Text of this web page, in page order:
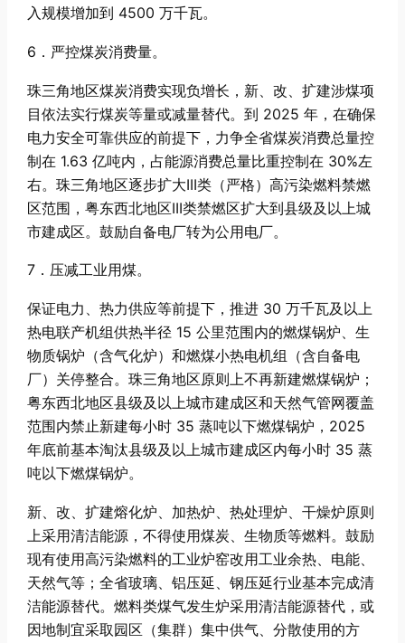
入规模增加到 4500 万千瓦。
6．严控煤炭消费量。
珠三角地区煤炭消费实现负增长，新、改、扩建涉煤项
目依法实行煤炭等量或减量替代。到 2025 年，在确保
电力安全可靠供应的前提下，力争全省煤炭消费总量控
制在 1.63 亿吨内，占能源消费总量比重控制在 30%左
右。珠三角地区逐步扩大III类（严格）高污染燃料禁燃
区范围，粤东西北地区III类禁燃区扩大到县级及以上城
市建成区。鼓励自备电厂转为公用电厂。
7．压减工业用煤。
保证电力、热力供应等前提下，推进 30 万千瓦及以上
热电联产机组供热半径 15 公里范围内的燃煤锅炉、生
物质锅炉（含气化炉）和燃煤小热电机组（含自备电
厂）关停整合。珠三角地区原则上不再新建燃煤锅炉；
粤东西北地区县级及以上城市建成区和天然气管网覆盖
范围内禁止新建每小时 35 蒸吨以下燃煤锅炉，2025
年底前基本淘汰县级及以上城市建成区内每小时 35 蒸
吨以下燃煤锅炉。
新、改、扩建熔化炉、加热炉、热处理炉、干燥炉原则
上采用清洁能源，不得使用煤炭、生物质等燃料。鼓励
现有使用高污染燃料的工业炉窑改用工业余热、电能、
天然气等；全省玻璃、铝压延、钢压延行业基本完成清
洁能源替代。燃料类煤气发生炉采用清洁能源替代，或
因地制宜采取园区（集群）集中供气、分散使用的方